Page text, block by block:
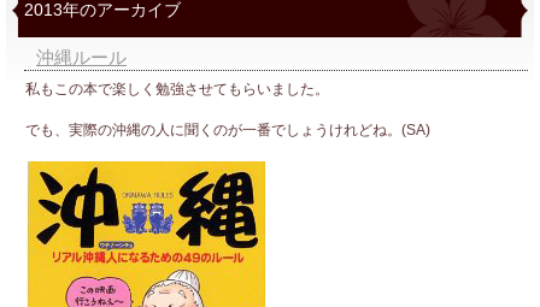
2013年のアーカイブ
沖縄ルール
私もこの本で楽しく勉強させてもらいました。
でも、実際の沖縄の人に聞くのが一番でしょうけれどね。(SA)